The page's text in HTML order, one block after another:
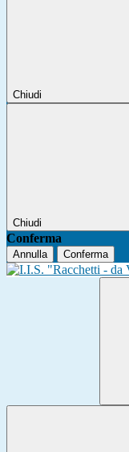
Chiudi
Chiudi
Conferma
Annulla Conferma